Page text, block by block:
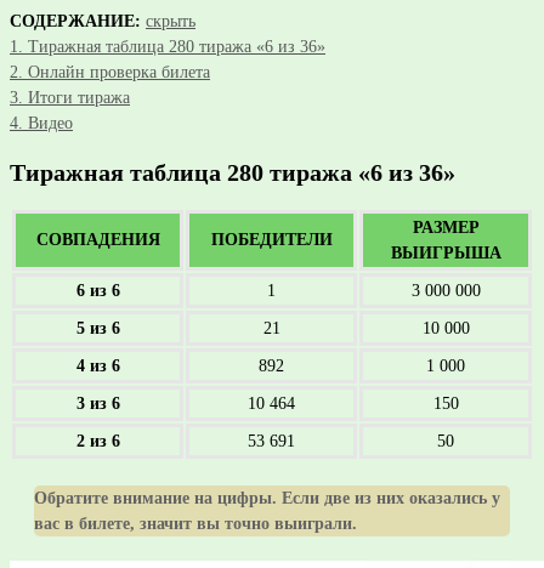
СОДЕРЖАНИЕ: скрыть
1. Тиражная таблица 280 тиража «6 из 36»
2. Онлайн проверка билета
3. Итоги тиража
4. Видео
Тиражная таблица 280 тиража «6 из 36»
СОВПАДЕНИЯ ПОБЕДИТЕЛИ
РАЗМЕР
ВЫИГРЫША
6 из 6 1 3 000 000
5 из 6 21 10 000
4 из 6 892 1 000
3 из 6 10 464 150
2 из 6 53 691 50
Обратите внимание на цифры. Если две из них оказались у
вас в билете, значит вы точно выиграли.